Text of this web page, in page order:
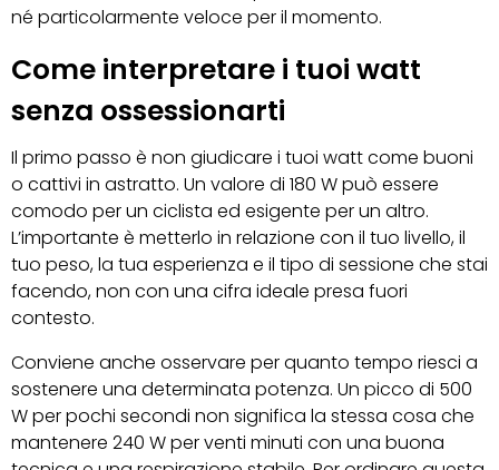
né particolarmente veloce per il momento.
Come interpretare i tuoi watt
senza ossessionarti
Il primo passo è non giudicare i tuoi watt come buoni
o cattivi in astratto. Un valore di 180 W può essere
comodo per un ciclista ed esigente per un altro.
L’importante è metterlo in relazione con il tuo livello, il
tuo peso, la tua esperienza e il tipo di sessione che stai
facendo, non con una cifra ideale presa fuori
contesto.
Conviene anche osservare per quanto tempo riesci a
sostenere una determinata potenza. Un picco di 500
W per pochi secondi non significa la stessa cosa che
mantenere 240 W per venti minuti con una buona